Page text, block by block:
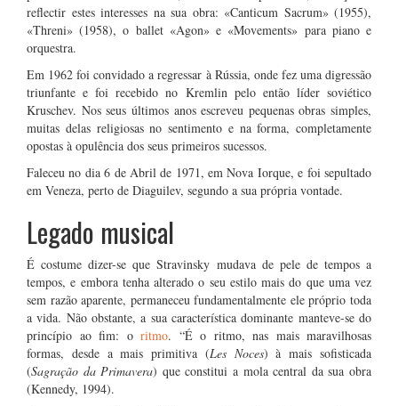
reflectir estes interesses na sua obra: «Canticum Sacrum» (1955),
«Threni» (1958), o ballet «Agon» e «Movements» para piano e
orquestra.
Em 1962 foi convidado a regressar à Rússia, onde fez uma digressão
triunfante e foi recebido no Kremlin pelo então líder soviético
Kruschev. Nos seus últimos anos escreveu pequenas obras simples,
muitas delas religiosas no sentimento e na forma, completamente
opostas à opulência dos seus primeiros sucessos.
Faleceu no dia 6 de Abril de 1971, em Nova Iorque, e foi sepultado
em Veneza, perto de Diaguilev, segundo a sua própria vontade.
Legado musical
É costume dizer-se que Stravinsky mudava de pele de tempos a
tempos, e embora tenha alterado o seu estilo mais do que uma vez
sem razão aparente, permaneceu fundamentalmente ele próprio toda
a vida. Não obstante, a sua característica dominante manteve-se do
princípio ao fim: o ritmo. “É o ritmo, nas mais maravilhosas
formas, desde a mais primitiva (Les Noces) à mais sofisticada
(Sagração da Primavera) que constitui a mola central da sua obra
(Kennedy, 1994).